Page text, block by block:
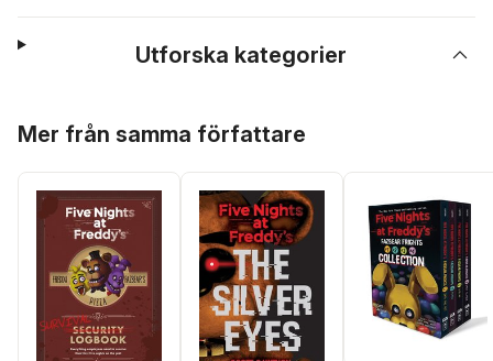
Utforska kategorier
Mer från samma författare